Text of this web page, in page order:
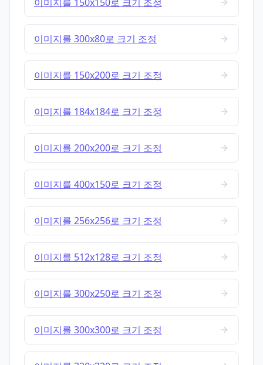
이미지를 300x80로 크기 조정
이미지를 150x200로 크기 조정
이미지를 184x184로 크기 조정
이미지를 200x200로 크기 조정
이미지를 400x150로 크기 조정
이미지를 256x256로 크기 조정
이미지를 512x128로 크기 조정
이미지를 300x250로 크기 조정
이미지를 300x300로 크기 조정